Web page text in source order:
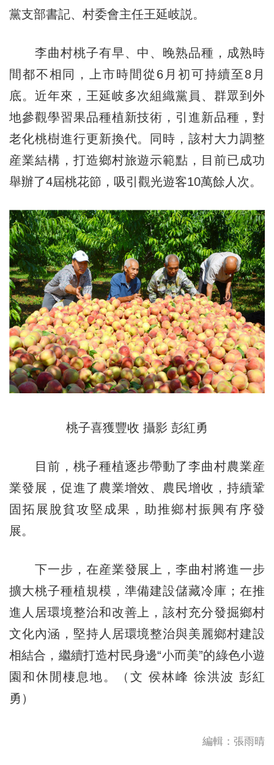
黨支部書記、村委會主任王延岐説。
李曲村桃子有早、中、晚熟品種，成熟時
間都不相同，上市時間從6月初可持續至8月
底。近年來，王延岐多次組織黨員、群眾到外
地參觀學習果品種植新技術，引進新品種，對
老化桃樹進行更新換代。同時，該村大力調整
産業結構，打造鄉村旅遊示範點，目前已成功
舉辦了4屆桃花節，吸引觀光遊客10萬餘人次。
桃子喜獲豐收 攝影 彭紅勇
目前，桃子種植逐步帶動了李曲村農業産
業發展，促進了農業增效、農民增收，持續鞏
固拓展脫貧攻堅成果，助推鄉村振興有序發
展。
下一步，在産業發展上，李曲村將進一步
擴大桃子種植規模，準備建設儲藏冷庫；在推
進人居環境整治和改善上，該村充分發掘鄉村
文化內涵，堅持人居環境整治與美麗鄉村建設
相結合，繼續打造村民身邊“小而美”的綠色小遊
園和休閒棲息地。（文 侯林峰 徐洪波 彭紅
勇）
編輯：張雨晴